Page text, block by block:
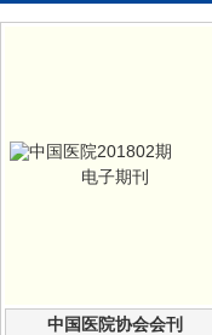
电子期刊
中国医院协会会刊